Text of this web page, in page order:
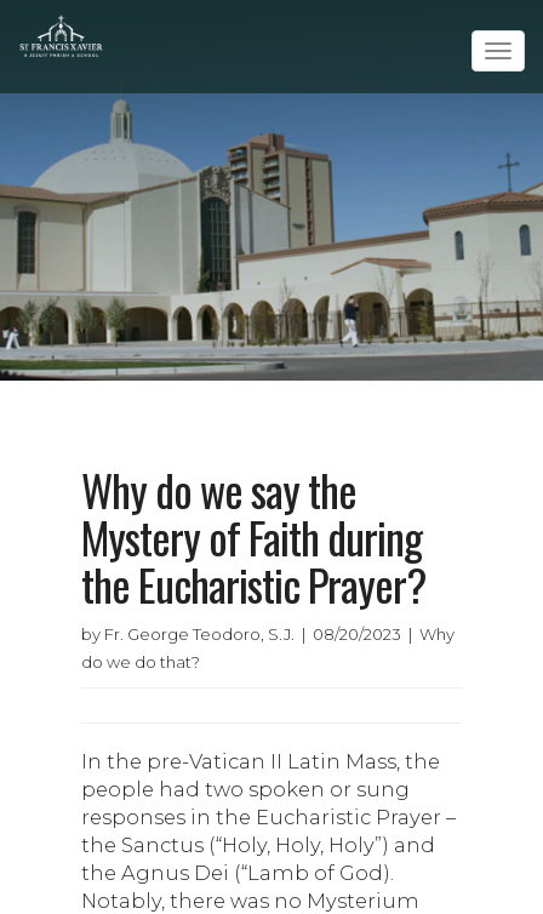
Why do we say the
Mystery of Faith during
the Eucharistic Prayer?
by Fr. George Teodoro, S.J. | 08/20/2023 | Why
do we do that?
In the pre-Vatican II Latin Mass, the
people had two spoken or sung
responses in the Eucharistic Prayer –
the Sanctus (“Holy, Holy, Holy”) and
the Agnus Dei (“Lamb of God).
Notably, there was no Mysterium